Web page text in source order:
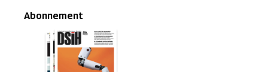
Abonnement